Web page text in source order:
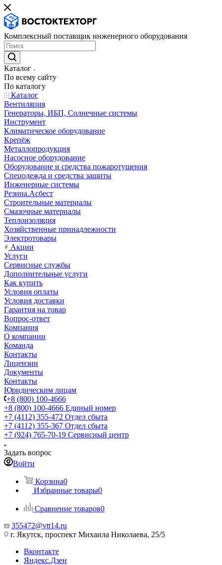
Комплексный поставщик инженерного оборудования
Каталог
По всему сайту
По каталогу
Каталог
Вентиляция
Генераторы, ИБП, Солнечные системы
Инструмент
Климатическое оборудование
Крепёж
Металлопродукция
Насосное оборудование
Оборудование и средства пожаротушения
Спецодежда и средства защиты
Инженерные системы
Резина.Асбест
Строительные материалы
Смазочные материалы
Теплоизоляция
Хозяйственные принадлежности
Электротовары
Акции
Услуги
Сервисные службы
Дополнительные услуги
Как купить
Условия оплаты
Условия доставки
Гарантия на товар
Вопрос-ответ
Компания
О компании
Команда
Контакты
Лицензии
Документы
Контакты
Юридическим лицам
+8 (800) 100-4666
+8 (800) 100-4666 Единый номер
+7 (4112) 355-472 Отдел сбыта
+7 (4112) 355-367 Отдел сбыта
+7 (924) 765-70-19 Сервисный центр
Задать вопрос
Войти
Корзина0
Избранные товары0
Сравнение товаров0
355472@vtt14.ru
г. Якутск, проспект Михаила Николаева, 25/5
Вконтакте
Яндекс.Дзен